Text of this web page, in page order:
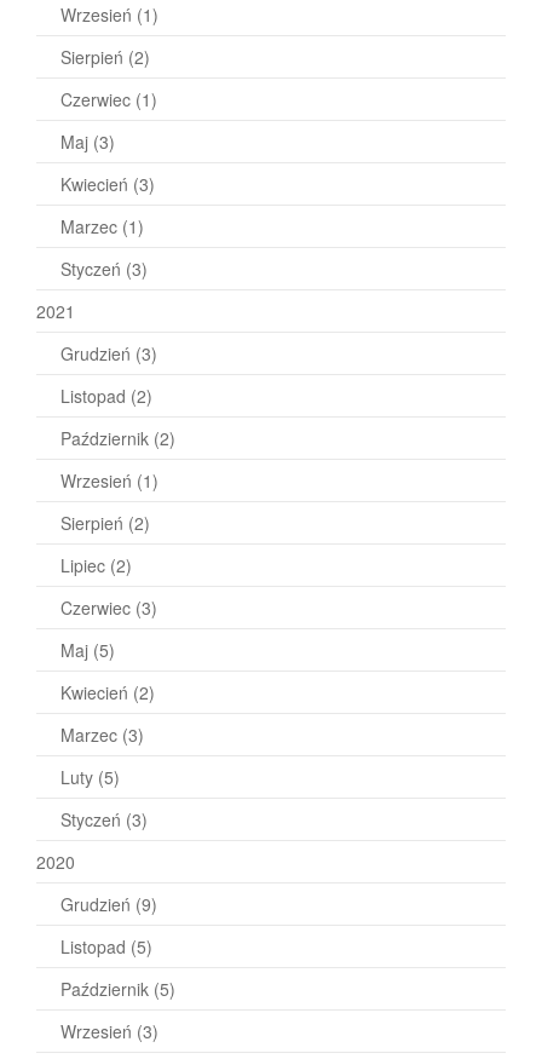
Wrzesień (1)
Sierpień (2)
Czerwiec (1)
Maj (3)
Kwiecień (3)
Marzec (1)
Styczeń (3)
2021
Grudzień (3)
Listopad (2)
Październik (2)
Wrzesień (1)
Sierpień (2)
Lipiec (2)
Czerwiec (3)
Maj (5)
Kwiecień (2)
Marzec (3)
Luty (5)
Styczeń (3)
2020
Grudzień (9)
Listopad (5)
Październik (5)
Wrzesień (3)